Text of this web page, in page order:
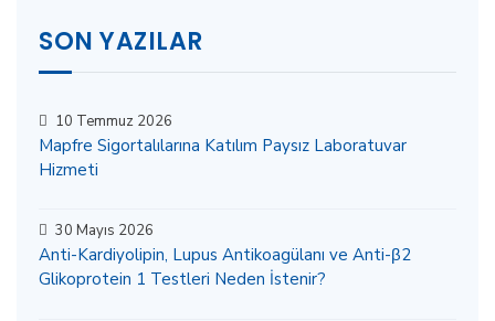
SON YAZILAR
10 Temmuz 2026
Mapfre Sigortalılarına Katılım Paysız Laboratuvar
Hizmeti
30 Mayıs 2026
Anti-Kardiyolipin, Lupus Antikoagülanı ve Anti-β2
Glikoprotein 1 Testleri Neden İstenir?